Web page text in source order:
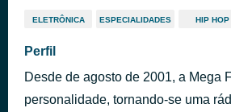
Fields Of Gold
Please Don't Go
KC and the Sunshine Band
ELETRÔNICA ESPECIALIDADES HIP HOP
Perfil
Desde de agosto de 2001, a Mega
personalidade, tornando-se uma